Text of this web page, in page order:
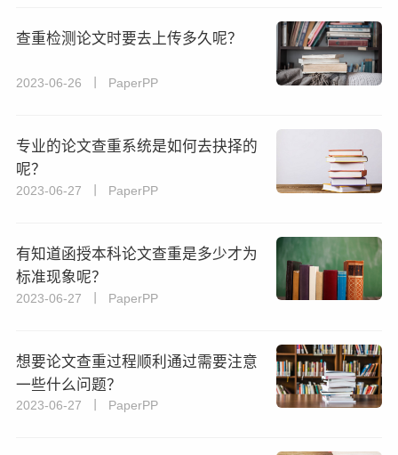
查重检测论文时要去上传多久呢？
2023-06-26 丨 PaperPP
专业的论文查重系统是如何去抉择的
呢？
2023-06-27 丨 PaperPP
有知道函授本科论文查重是多少才为
标准现象呢？
2023-06-27 丨 PaperPP
想要论文查重过程顺利通过需要注意
一些什么问题？
2023-06-27 丨 PaperPP